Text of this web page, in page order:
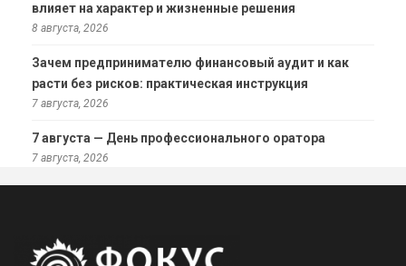
влияет на характер и жизненные решения
8 августа, 2026
Зачем предпринимателю финансовый аудит и как
расти без рисков: практическая инструкция
7 августа, 2026
7 августа — День профессионального оратора
7 августа, 2026